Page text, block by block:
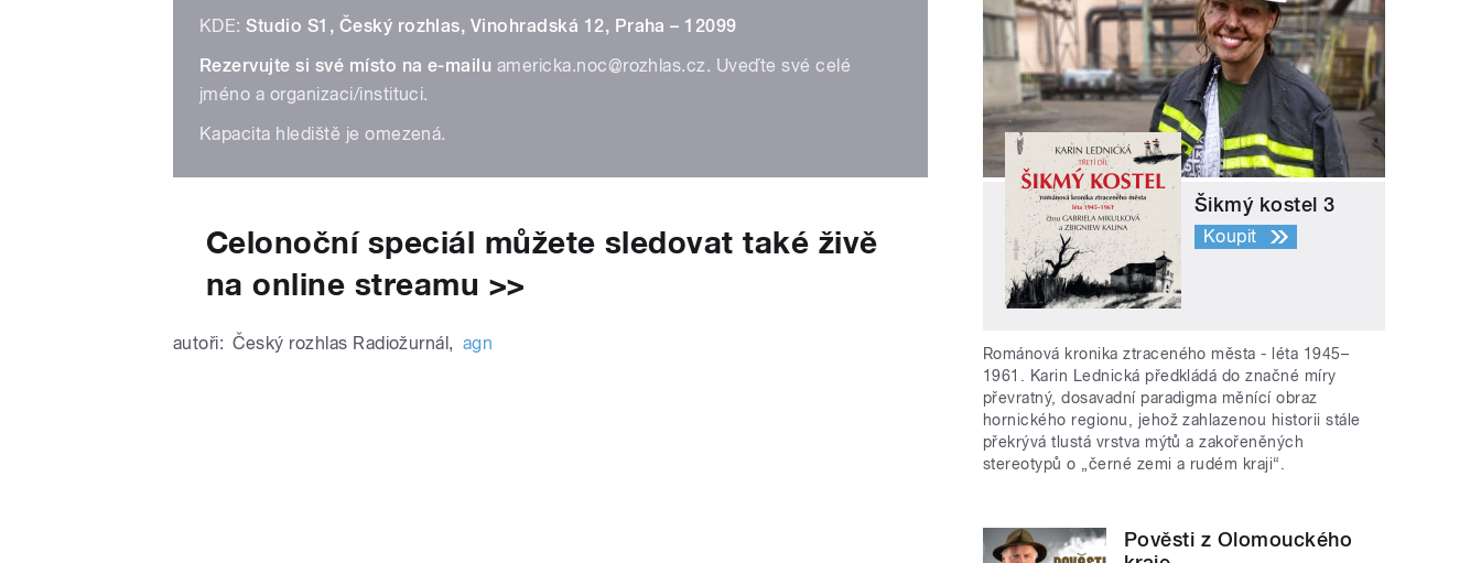
KDE:Studio S1, Český rozhlas, Vinohradská 12, Praha – 12099
Rezervujte si své místo na e-mailu americka.noc@rozhlas.cz. Uveďte své celé
jméno a organizaci/instituci.
Kapacita hlediště je omezená.
Celonoční speciál můžete sledovat také živě
na online streamu >>
autoři: Český rozhlas Radiožurnál, agn
Šikmý kostel 3
Koupit
Románová kronika ztraceného města - léta 1945–
1961. Karin Lednická předkládá do značné míry
převratný, dosavadní paradigma měnící obraz
hornického regionu, jehož zahlazenou historii stále
překrývá tlustá vrstva mýtů a zakořeněných
stereotypů o „černé zemi a rudém kraji“.
Pověsti z Olomouckého